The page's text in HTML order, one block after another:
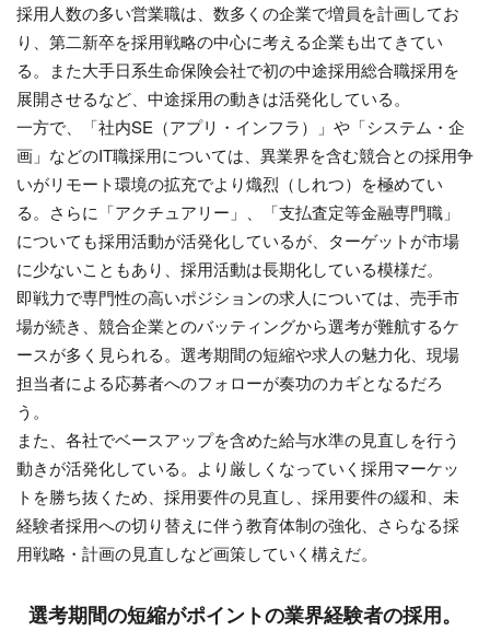
採用人数の多い営業職は、数多くの企業で増員を計画してお
り、第二新卒を採用戦略の中心に考える企業も出てきてい
る。また大手日系生命保険会社で初の中途採用総合職採用を
展開させるなど、中途採用の動きは活発化している。
一方で、「社内SE（アプリ・インフラ）」や「システム・企
画」などのIT職採用については、異業界を含む競合との採用争
いがリモート環境の拡充でより熾烈（しれつ）を極めてい
る。さらに「アクチュアリー」、「支払査定等金融専門職」
についても採用活動が活発化しているが、ターゲットが市場
に少ないこともあり、採用活動は長期化している模様だ。
即戦力で専門性の高いポジションの求人については、売手市
場が続き、競合企業とのバッティングから選考が難航するケ
ースが多く見られる。選考期間の短縮や求人の魅力化、現場
担当者による応募者へのフォローが奏功のカギとなるだろ
う。
また、各社でベースアップを含めた給与水準の見直しを行う
動きが活発化している。より厳しくなっていく採用マーケッ
トを勝ち抜くため、採用要件の見直し、採用要件の緩和、未
経験者採用への切り替えに伴う教育体制の強化、さらなる採
用戦略・計画の見直しなど画策していく構えだ。
選考期間の短縮がポイントの業界経験者の採用。